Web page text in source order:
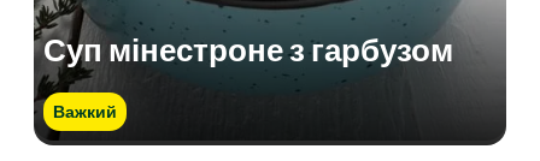
Суп мінестроне з гарбузом
Важкий